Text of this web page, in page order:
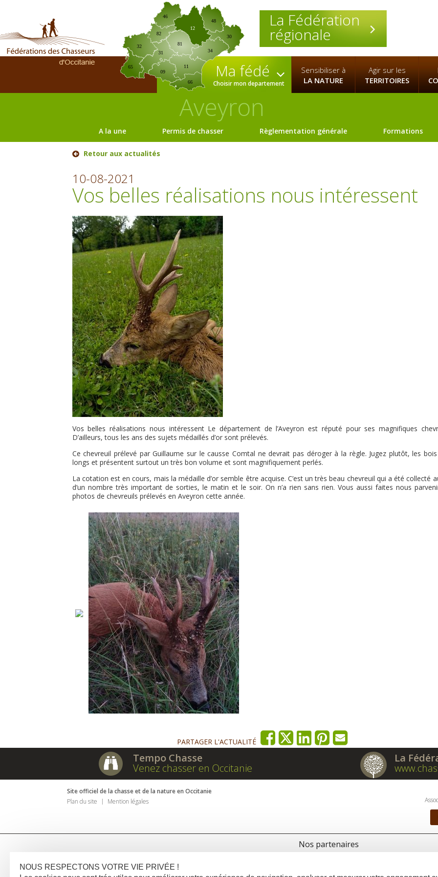
La Fédération
régionale
09
12
30
31
32
34
46
65
66
81
82
11
48
Ma fédé
Choisir mon departement
Sensibiliser à
LA NATURE
Agir sur les
TERRITOIRES
Aveyron
A la une Permis de chasser Règlementation générale Formations
Retour aux actualités
10-08-2021
Vos belles réalisations nous intéressent
Vos belles réalisations nous intéressent Le département de l’Aveyron est réputé pour ses magnifiques
D’ailleurs, tous les ans des sujets médaillés d’or sont prélevés.
Ce chevreuil prélevé par Guillaume sur le causse Comtal ne devrait pas déroger à la règle. Jugez plutôt, les
longs et présentent surtout un très bon volume et sont magnifiquement perlés.
La cotation est en cours, mais la médaille d’or semble être acquise. C’est un très beau chevreuil qui a été collecté
d’un nombre très important de sorties, le matin et le soir. On n’a rien sans rien. Vous aussi faites nous
photos de chevreuils prélevés en Aveyron cette année.
PARTAGER L'ACTUALITÉ
Tempo Chasse
Venez chasser en Occitanie
La
Site officiel de la chasse et de la nature en Occitanie
Plan du site
Mention légales
Nos partenaires
NOUS RESPECTONS VOTRE VIE PRIVÉE !